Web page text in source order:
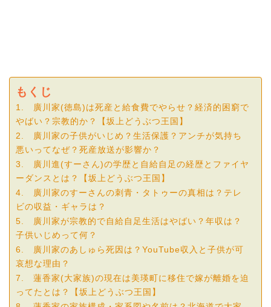
もくじ
1. 廣川家(徳島)は死産と給食費でやらせ？経済的困窮で
やばい？宗教的か？【坂上どうぶつ王国】
2. 廣川家の子供がいじめ？生活保護？アンチが気持ち
悪いってなぜ？死産放送が影響か？
3. 廣川進(すーさん)の学歴と自給自足の経歴とファイヤ
ーダンスとは？【坂上どうぶつ王国】
4. 廣川家のすーさんの刺青・タトゥーの真相は？テレ
ビの収益・ギャラは？
5. 廣川家が宗教的で自給自足生活はやばい？年収は？
子供いじめって何？
6. 廣川家のあしゅら死因は？YouTube収入と子供が可
哀想な理由？
7. 蓮香家(大家族)の現在は美瑛町に移住で嫁が離婚を迫
ってたとは？【坂上どうぶつ王国】